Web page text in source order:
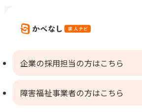
企業の採用担当の方はこちら
障害福祉事業者の方はこちら